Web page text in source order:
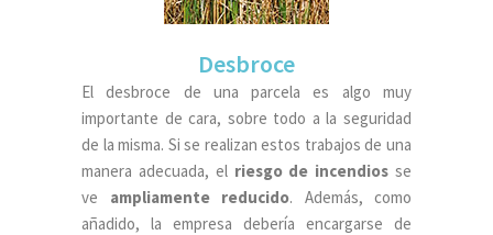
Desbroce
El desbroce de una parcela es algo muy
importante de cara, sobre todo a la seguridad
de la misma. Si se realizan estos trabajos de una
manera adecuada, el riesgo de incendios se
ve ampliamente reducido. Además, como
añadido, la empresa debería encargarse de